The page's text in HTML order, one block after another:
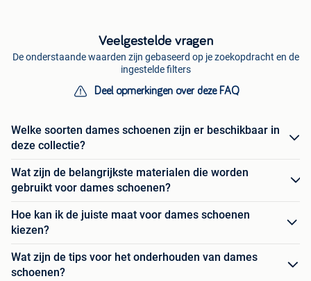
Veelgestelde vragen
De onderstaande waarden zijn gebaseerd op je zoekopdracht en de
ingestelde filters
Deel opmerkingen over deze FAQ
Welke soorten dames schoenen zijn er beschikbaar in
deze collectie?
Wat zijn de belangrijkste materialen die worden
gebruikt voor dames schoenen?
Hoe kan ik de juiste maat voor dames schoenen
kiezen?
Wat zijn de tips voor het onderhouden van dames
schoenen?